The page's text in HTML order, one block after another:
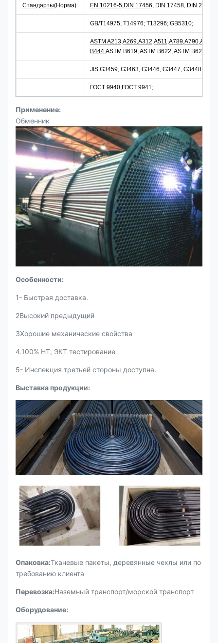
Стандарты(Норма): EN 10216-5;DIN 17456, DIN 17458, DIN 2462,
GB/T14975; T14976; T13296; GB5310;
ASTM A213,А269,A312,А511,A789,A790,А928
B444,ASTM B619, ASTM B622, ASTM B626,
JIS G3459, G3463, G3446, G3447, G3448 и
ГОСТ 9940;ГОСТ 9941;
Применение:
Обменник
Особенности:
1- Быстрая доставка.
2Высокий предыдущий
3Хорошие механические свойства
4.100% HT, ЭКТ тестирование
5- Инспекция третьей стороны доступна.
Выставка продукции:
Опаковка:Тканевые пакеты, деревянные чехлы или по
требованию клиента
Перевозка:Наземный транспорт/морской транспорт
Оборудование: